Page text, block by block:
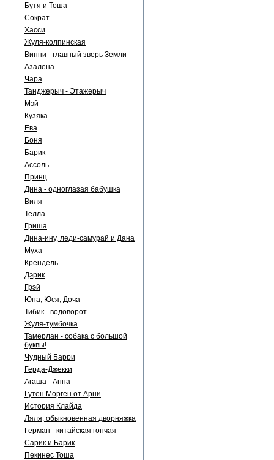
Бутя и Тоша
Сократ
Хасси
Жуля-колпинская
Винни - главный зверь Земли
Азалена
Чара
Танджерыч - Этажерыч
Мэй
Кузяка
Ева
Боня
Барик
Ассоль
Принц
Дина - одноглазая бабушка
Виля
Телла
Гриша
Дина-ину, леди-самурай и Дана
Муха
Крендель
Дэрик
Грэй
Юна, Юся, Доча
Тибик - водоворот
Жуля-тумбочка
Тамерлан - собака с большой
буквы!
Чудный Барри
Герда-Джекки
Агаша - Анна
Гутен Морген от Арни
История Клайда
Ляля, обыкновенная дворняжка
Герман - китайская гончая
Сарик и Барик
Пекинес Тоша